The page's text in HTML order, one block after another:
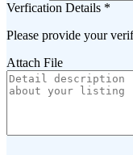
Verfication Details *
Please provide your
Attach File